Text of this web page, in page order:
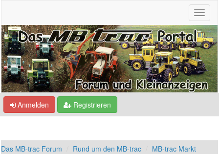
Anmelden Registrieren
Das MB-trac Forum Rund um den MB-trac MB-trac Markt